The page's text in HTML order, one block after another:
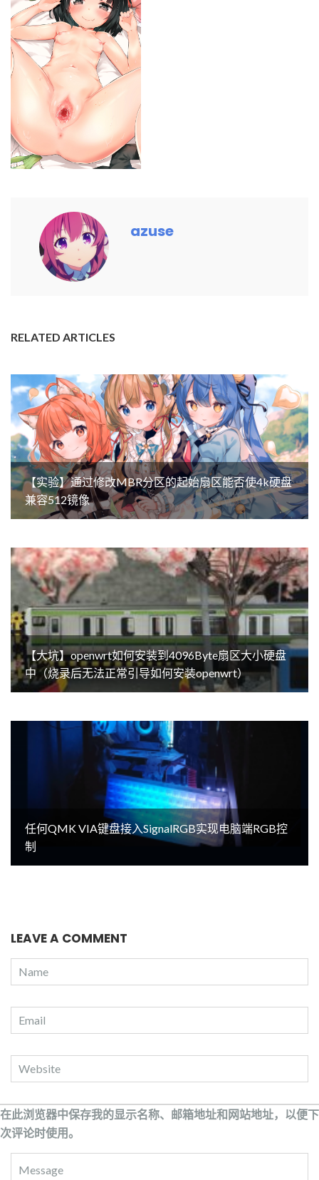
azuse
RELATED ARTICLES
【实验】通过修改MBR分区的起始扇区能否使4k硬盘
兼容512镜像
【大坑】openwrt如何安装到4096Byte扇区大小硬盘
中（烧录后无法正常引导如何安装openwrt）
任何QMK VIA键盘接入SignalRGB实现电脑端RGB控
制
LEAVE A COMMENT
在此浏览器中保存我的显示名称、邮箱地址和网站地址，以便下
次评论时使用。